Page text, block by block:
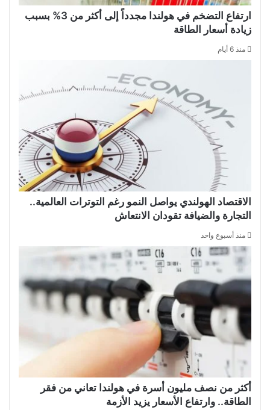
ارتفاع التضخم في هولندا مجدداً إلى أكثر من 3% بسبب
زيادة أسعار الطاقة
منذ 6 أيام
الاقتصاد الهولندي يواصل النمو رغم التوترات العالمية..
التجارة والضيافة تقودان الانتعاش
منذ أسبوع واحد
أكثر من نصف مليون أسرة في هولندا تعاني من فقر
الطاقة.. وارتفاع الأسعار يزيد الأزمة